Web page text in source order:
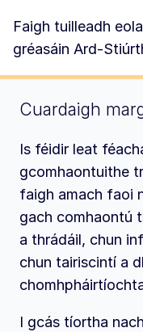
Faigh tuilleadh
gréasáin Ard-
Cuardaigh
Is féidir leat
gcomhaontuithe
faigh amach faoi
gach comhaontú
a thrádáil, chun
chun tairiscintí a
I gcás tíortha